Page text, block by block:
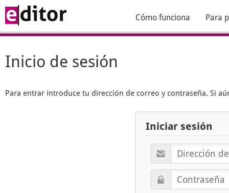
Cómo funciona Para
Inicio de sesión
Para entrar introduce tu dirección de correo y contraseña. Si
Iniciar sesión